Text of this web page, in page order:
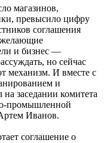
магазинов,
превысило цифру
соглашения
желающие
и бизнес —
но сейчас
механизм. И вместе с
и
заседании комитета
промышленной
Иванов.
соглашение о